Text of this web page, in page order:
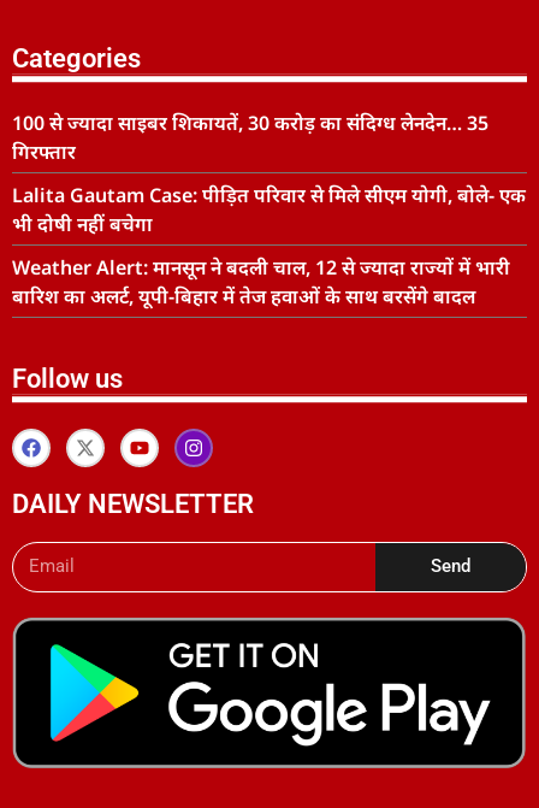
Categories
100 से ज्यादा साइबर शिकायतें, 30 करोड़ का संदिग्ध लेनदेन… 35
गिरफ्तार
Lalita Gautam Case: पीड़ित परिवार से मिले सीएम योगी, बोले- एक
भी दोषी नहीं बचेगा
Weather Alert: मानसून ने बदली चाल, 12 से ज्यादा राज्यों में भारी
बारिश का अलर्ट, यूपी-बिहार में तेज हवाओं के साथ बरसेंगे बादल
Follow us
DAILY NEWSLETTER
Send